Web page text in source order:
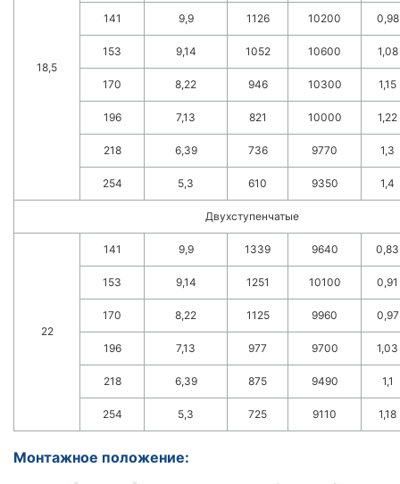
18,5
141 9,9 1126 10200 0,98
153 9,14 1052 10600 1,08
170 8,22 946 10300 1,15
196 7,13 821 10000 1,22
218 6,39 736 9770 1,3
254 5,3 610 9350 1,4
Двухступенчатые
22
141 9,9 1339 9640 0,83
153 9,14 1251 10100 0,91
170 8,22 1125 9960 0,97
196 7,13 977 9700 1,03
218 6,39 875 9490 1,1
254 5,3 725 9110 1,18
Монтажное положение: